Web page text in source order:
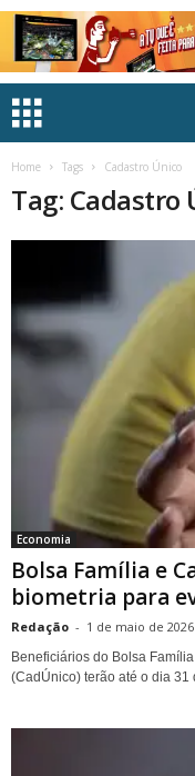
Home Tags Cadastro Único
Tag: Cadastro
Economia
Bolsa Família e
biometria para
Redação - 1 de maio de 2026
Beneficiários do Bolsa
(CadÚnico) terão até o dia 31